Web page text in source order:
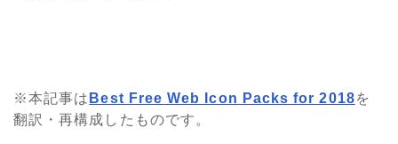
※本記事は Best Free Web Icon Packs for 2018を
翻訳・再構成したものです。